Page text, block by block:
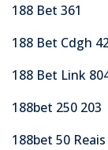
188 Bet 361
188 Bet Cdgh
188 Bet Link
188bet 250 203
188bet 50 Reais